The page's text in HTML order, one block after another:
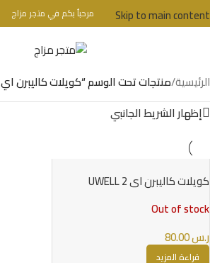
Skip to main content
تحذير : للبالغين فقط + 18 عام - WARINIG : Not For Sale For Minors
مرحباُ بكم في متجر مزاج
الرئيسية/منتجات تحت الوسم “كويلات كاليبرن اي 2”
إظهار الشريط الجانبي
كويلات كاليبرن اي 2 UWELL
Out of stock
ر.س
قراءة المزيد